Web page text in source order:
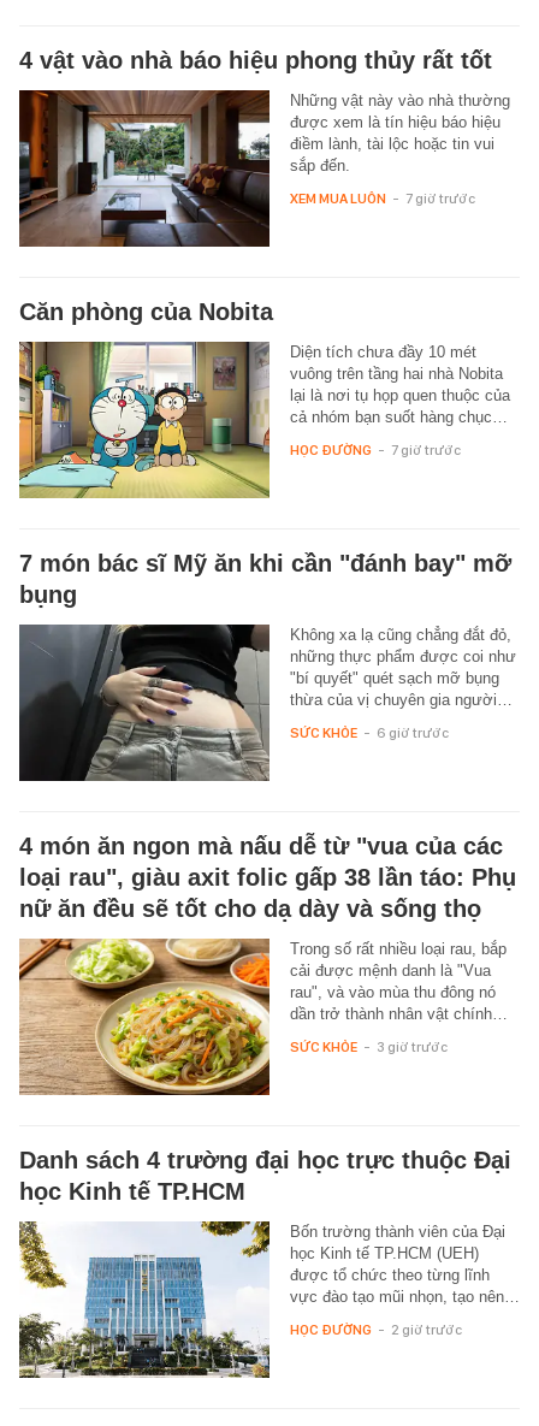
4 vật vào nhà báo hiệu phong thủy rất tốt
Những vật này vào nhà thường
được xem là tín hiệu báo hiệu
điềm lành, tài lộc hoặc tin vui
sắp đến.
XEM MUA LUÔN - 7 giờ trước
Căn phòng của Nobita
Diện tích chưa đầy 10 mét
vuông trên tầng hai nhà Nobita
lại là nơi tụ họp quen thuộc của
cả nhóm bạn suốt hàng chục…
HỌC ĐƯỜNG - 7 giờ trước
7 món bác sĩ Mỹ ăn khi cần "đánh bay" mỡ
bụng
Không xa lạ cũng chẳng đắt đỏ,
những thực phẩm được coi như
"bí quyết" quét sạch mỡ bụng
thừa của vị chuyên gia người…
SỨC KHỎE - 6 giờ trước
4 món ăn ngon mà nấu dễ từ "vua của các
loại rau", giàu axit folic gấp 38 lần táo: Phụ
nữ ăn đều sẽ tốt cho dạ dày và sống thọ
Trong số rất nhiều loại rau, bắp
cải được mệnh danh là "Vua
rau", và vào mùa thu đông nó
dần trở thành nhân vật chính…
SỨC KHỎE - 3 giờ trước
Danh sách 4 trường đại học trực thuộc Đại
học Kinh tế TP.HCM
Bốn trường thành viên của Đại
học Kinh tế TP.HCM (UEH)
được tổ chức theo từng lĩnh
vực đào tạo mũi nhọn, tạo nên…
HỌC ĐƯỜNG - 2 giờ trước